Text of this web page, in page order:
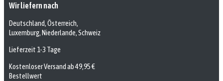
Wir liefern nach
Deutschland, Österreich,
Luxemburg, Niederlande, Schweiz
Lieferzeit 1-3 Tage
Kostenloser Versand ab 49,95 €
Bestellwert